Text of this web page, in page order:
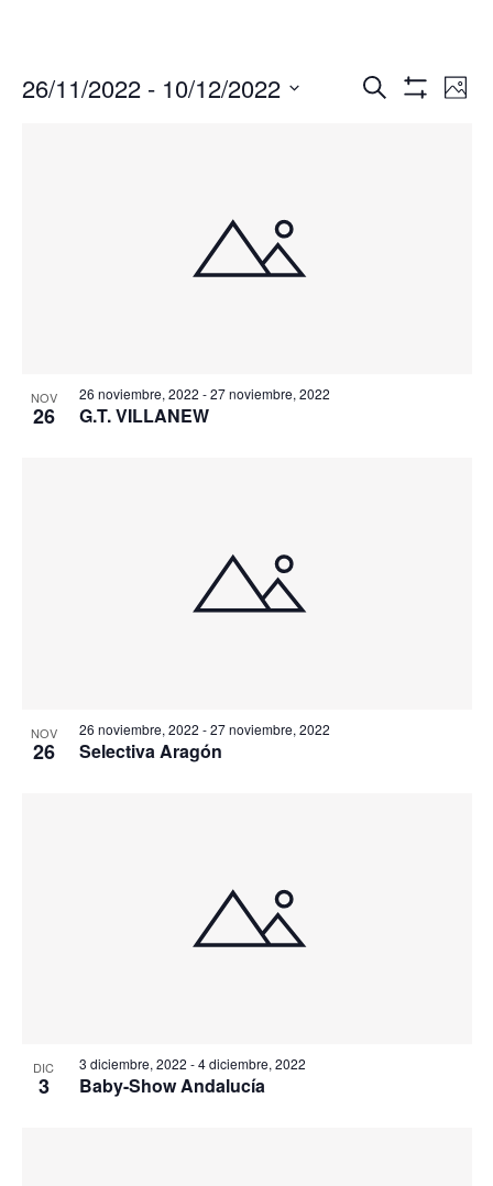
Buscar
de
Foto
26/11/2022 - 10/12/2022
NOV
26
26 noviembre, 2022 -27 noviembre, 2022
G.T. VILLANEW
NOV
26
26 noviembre, 2022 -27 noviembre, 2022
Selectiva Aragón
DIC
3
3 diciembre, 2022 -4 diciembre, 2022
Baby-Show Andalucía